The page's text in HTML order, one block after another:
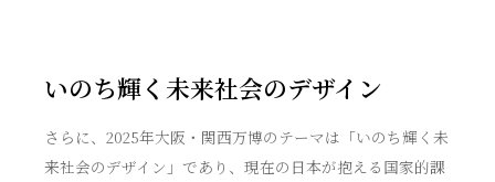
いのち輝く未来社会のデザイン
さらに、2025年大阪・関西万博のテーマは「いのち輝く未
来社会のデザイン」であり、現在の日本が抱える国家的課